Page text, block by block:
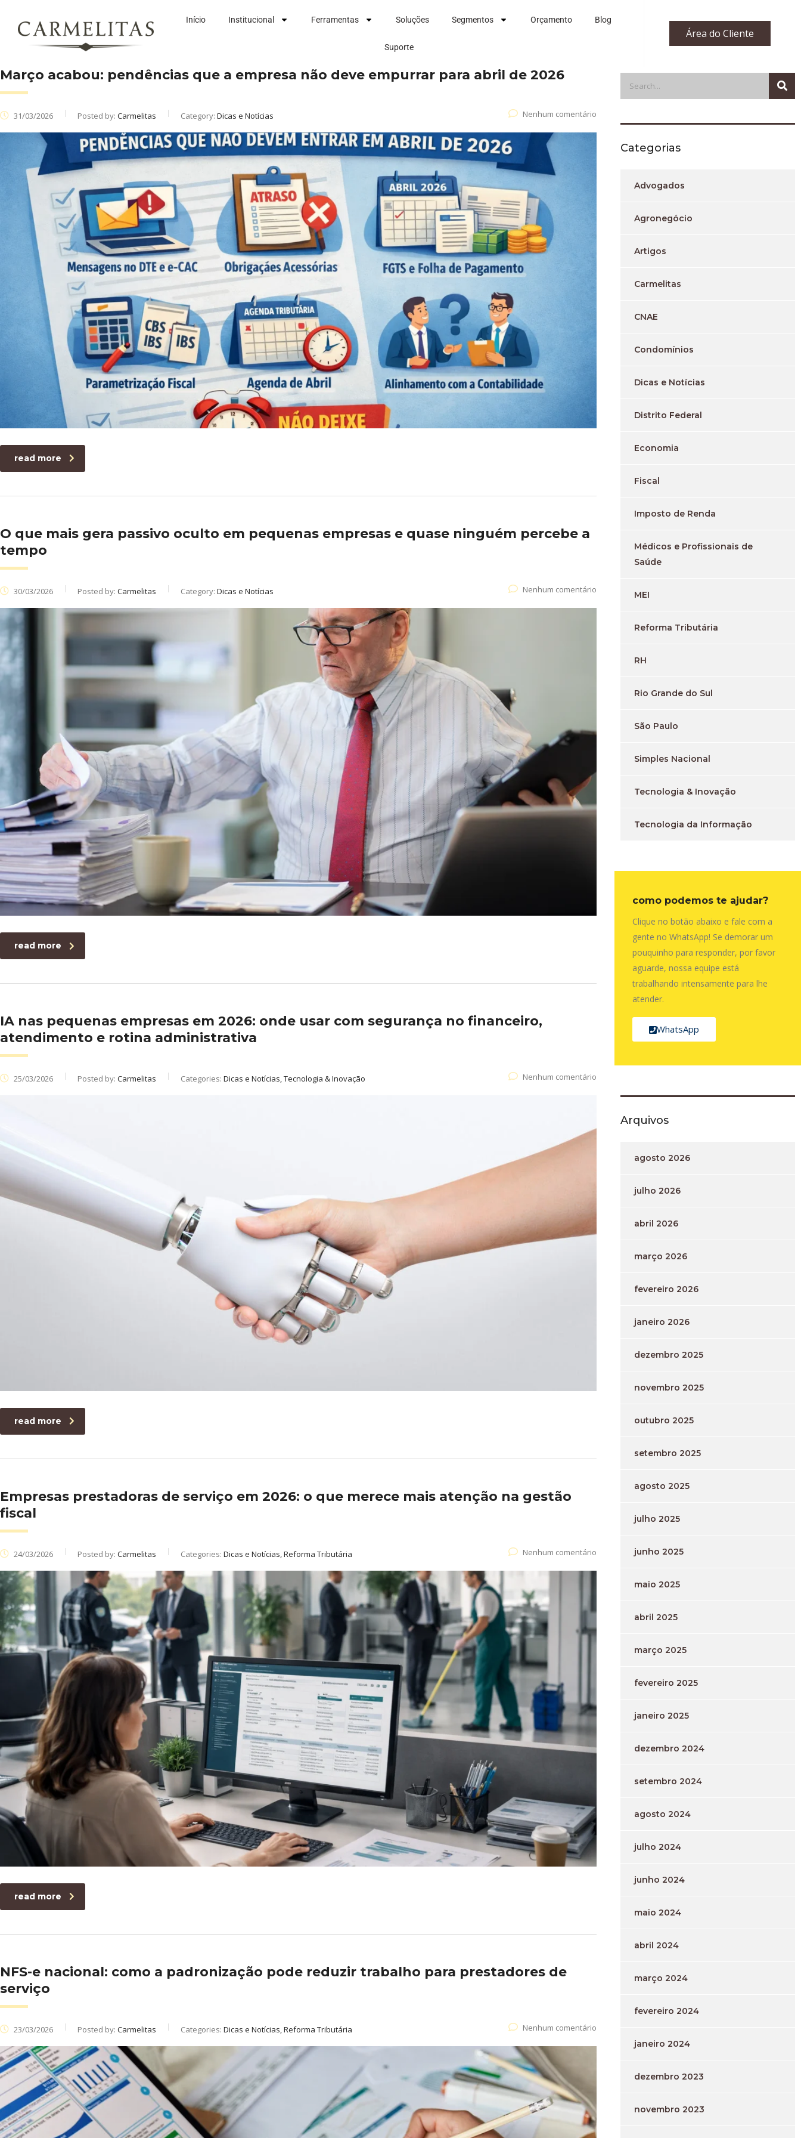
Início Institucional Ferramentas Soluções Segmentos Orçamento Blog
Suporte
Área do Cliente
Março acabou: pendências que a empresa não deve empurrar para abril de 2026
31/03/2026 Posted by: Carmelitas Category: Dicas e Notícias Nenhum comentário
read more
O que mais gera passivo oculto em pequenas empresas e quase ninguém percebe a
tempo
30/03/2026 Posted by: Carmelitas Category: Dicas e Notícias Nenhum comentário
read more
IA nas pequenas empresas em 2026: onde usar com segurança no financeiro,
atendimento e rotina administrativa
25/03/2026 Posted by: Carmelitas Categories: Dicas e Notícias, Tecnologia & Inovação Nenhum comentário
read more
Empresas prestadoras de serviço em 2026: o que merece mais atenção na gestão
fiscal
24/03/2026 Posted by: Carmelitas Categories: Dicas e Notícias, Reforma Tributária Nenhum comentário
read more
NFS-e nacional: como a padronização pode reduzir trabalho para prestadores de
serviço
23/03/2026 Posted by: Carmelitas Categories: Dicas e Notícias, Reforma Tributária Nenhum comentário
Categorias
Advogados
Agronegócio
Artigos
Carmelitas
CNAE
Condomínios
Dicas e Notícias
Distrito Federal
Economia
Fiscal
Imposto de Renda
Médicos e Profissionais de
Saúde
MEI
Reforma Tributária
RH
Rio Grande do Sul
São Paulo
Simples Nacional
Tecnologia & Inovação
Tecnologia da Informação
como podemos te ajudar?
Clique no botão abaixo e fale com a
gente no WhatsApp! Se demorar um
pouquinho para responder, por favor
aguarde, nossa equipe está
trabalhando intensamente para lhe
atender.
WhatsApp
Arquivos
agosto 2026
julho 2026
abril 2026
março 2026
fevereiro 2026
janeiro 2026
dezembro 2025
novembro 2025
outubro 2025
setembro 2025
agosto 2025
julho 2025
junho 2025
maio 2025
abril 2025
março 2025
fevereiro 2025
janeiro 2025
dezembro 2024
setembro 2024
agosto 2024
julho 2024
junho 2024
maio 2024
abril 2024
março 2024
fevereiro 2024
janeiro 2024
dezembro 2023
novembro 2023